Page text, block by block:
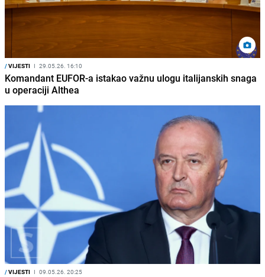
/VIJESTI I 29.05.26. 16:10
Komandant EUFOR-a istakao važnu ulogu italijanskih snaga
u operaciji Althea
/VIJESTI I 09.05.26. 20:25